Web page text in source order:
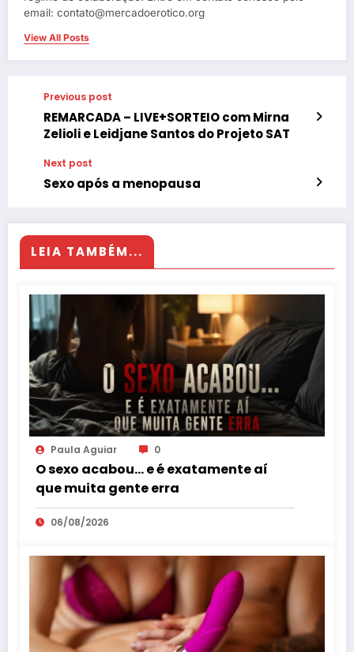
email: contato@mercadoerotico.org
View All Posts
Previous post
REMARCADA – LIVE+SORTEIO com Mirna
Zelioli e Leidjane Santos do Projeto SAT
Next post
Sexo após a menopausa
LEIA TAMBÉM...
Paula Aguiar 0
O sexo acabou… e é exatamente aí
que muita gente erra
06/08/2026